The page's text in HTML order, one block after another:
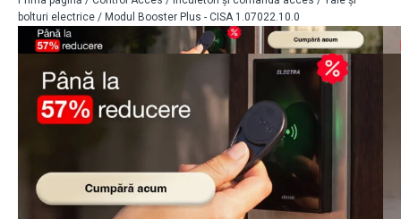
bolturi electrice / Modul Booster Plus - CISA 1.07022.10.0